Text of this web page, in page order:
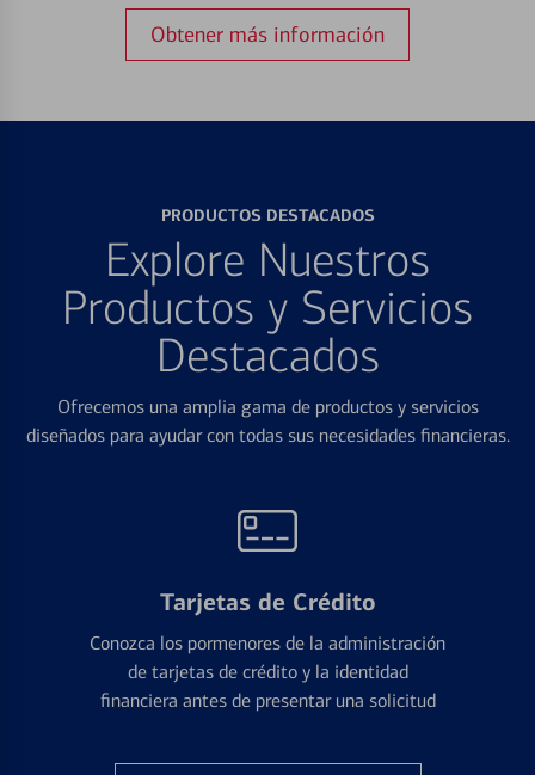
Obtener más información
PRODUCTOS DESTACADOS
Explore Nuestros
Productos y Servicios
Destacados
Ofrecemos una amplia gama de productos y servicios
diseñados para ayudar con todas sus necesidades financieras.
Tarjetas de Crédito
Conozca los pormenores de la administración
de tarjetas de crédito y la identidad
financiera antes de presentar una solicitud